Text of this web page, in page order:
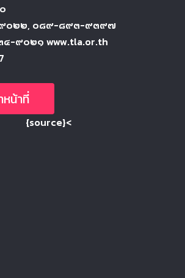
๐
๐๒๒, ๐๘๙-๘๙๓-๙๓๙๗
-๙๐๒๑ www.tla.or.th
หน้าที่
{source}<